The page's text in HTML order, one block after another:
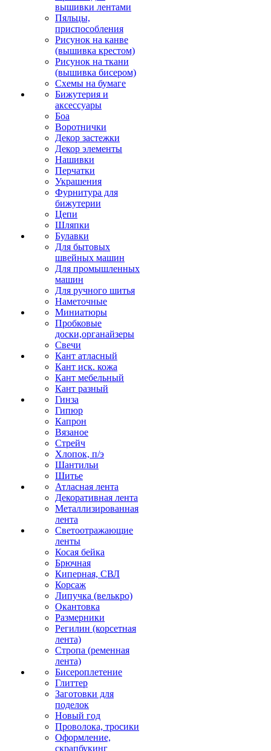
вышивки лентами
Пяльцы,
приспособления
Рисунок на канве
(вышивка крестом)
Рисунок на ткани
(вышивка бисером)
Схемы на бумаге
Бижутерия и
аксессуары
Боа
Воротнички
Декор застежки
Декор элементы
Нашивки
Перчатки
Украшения
Фурнитура для
бижутерии
Цепи
Шляпки
Булавки
Для бытовых
швейных машин
Для промышленных
машин
Для ручного шитья
Наметочные
Миниатюры
Пробковые
доски,органайзеры
Свечи
Кант атласный
Кант иск. кожа
Кант мебельный
Кант разный
Гинза
Гипюр
Капрон
Вязаное
Стрейч
Хлопок, п/э
Шантильи
Шитье
Атласная лента
Декоративная лента
Металлизированная
лента
Светоотражающие
ленты
Косая бейка
Брючная
Киперная, СВЛ
Корсаж
Липучка (велькро)
Окантовка
Размерники
Регилин (корсетная
лента)
Стропа (ременная
лента)
Бисероплетение
Глиттер
Заготовки для
поделок
Новый год
Проволока, тросики
Оформление,
скрапбукинг